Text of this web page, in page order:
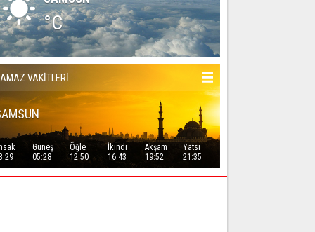
°C
VAKİTLERİ
Güneş
05:28
Öğle
12:50
İkindi
16:43
Akşam
19:52
Yatsı
21:35